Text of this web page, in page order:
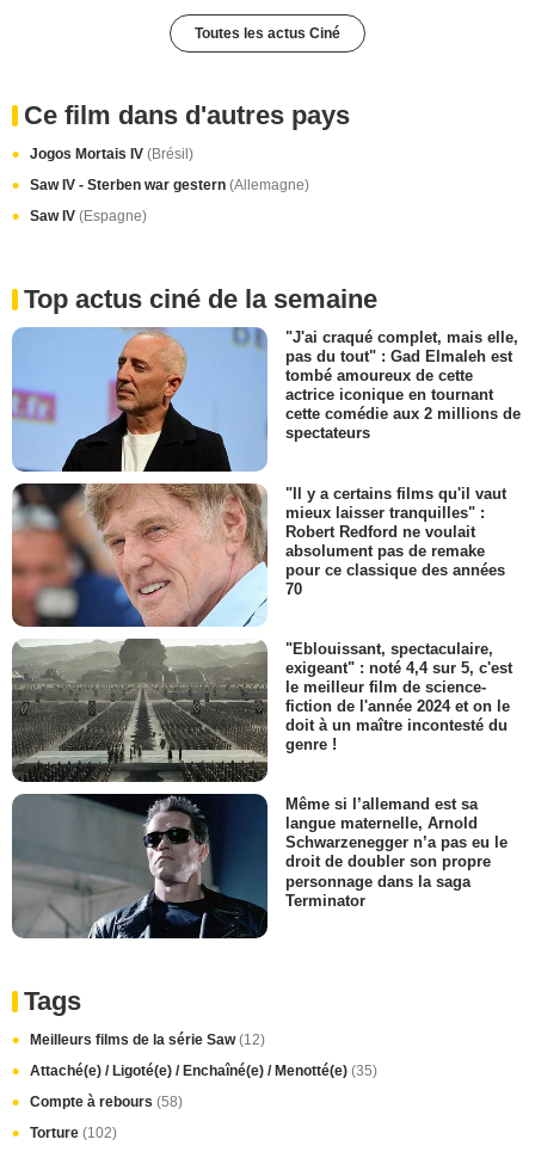
Toutes les actus Ciné
Ce film dans d'autres pays
Jogos Mortais IV (Brésil)
Saw IV - Sterben war gestern (Allemagne)
Saw IV (Espagne)
Top actus ciné de la semaine
"J'ai craqué complet, mais elle,
pas du tout" : Gad Elmaleh est
tombé amoureux de cette
actrice iconique en tournant
cette comédie aux 2 millions de
spectateurs
"Il y a certains films qu'il vaut
mieux laisser tranquilles" :
Robert Redford ne voulait
absolument pas de remake
pour ce classique des années
70
"Eblouissant, spectaculaire,
exigeant" : noté 4,4 sur 5, c'est
le meilleur film de science-
fiction de l'année 2024 et on le
doit à un maître incontesté du
genre !
Même si l’allemand est sa
langue maternelle, Arnold
Schwarzenegger n’a pas eu le
droit de doubler son propre
personnage dans la saga
Terminator
Tags
Meilleurs films de la série Saw(12)
Attaché(e) / Ligoté(e) / Enchaîné(e) / Menotté(e) (35)
Compte à rebours (58)
Torture (102)